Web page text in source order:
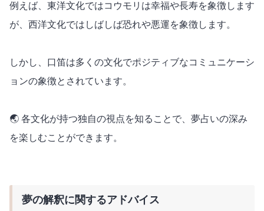
例えば、東洋文化ではコウモリは幸福や長寿を象徴します
が、西洋文化ではしばしば恐れや悪運を象徴します。
しかし、口笛は多くの文化でポジティブなコミュニケーシ
ョンの象徴とされています。
🌏 各文化が持つ独自の視点を知ることで、夢占いの深み
を楽しむことができます。
夢の解釈に関するアドバイス